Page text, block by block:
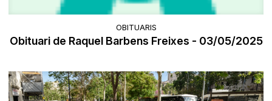
OBITUARIS
Obituari de Raquel Barbens Freixes - 03/05/2025